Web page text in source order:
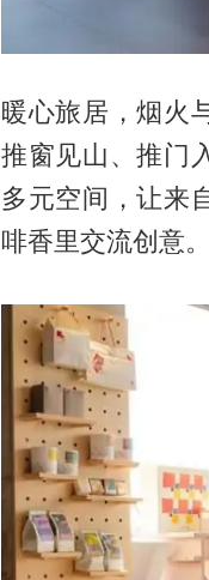
暖心旅居，烟火
推窗见山、推门
多元空间，让来
啡香里交流创意。